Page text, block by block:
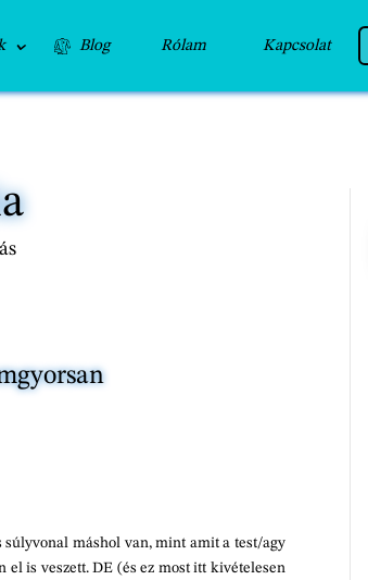
Blog Rólam Kapcsolat
súlyvonal máshol van, mint amit a test/agy
el is veszett. DE (és ez most itt kivételesen